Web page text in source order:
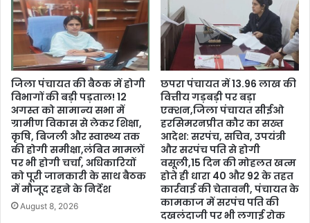
जिला पंचायत की बैठक में होगी
विभागों की बड़ी पड़ताल! 12
अगस्त को सामान्य सभा में
ग्रामीण विकास से लेकर शिक्षा,
कृषि, बिजली और स्वास्थ्य तक
की होगी समीक्षा,लंबित मामलों
पर भी होगी चर्चा, अधिकारियों
को पूरी जानकारी के साथ बैठक
में मौजूद रहने के निर्देश
August 8, 2026
छपरा पंचायत में 13.96 लाख की
वित्तीय गड़बड़ी पर बड़ा
एक्शन,जिला पंचायत सीईओ
हरसिमरनप्रीत कौर का सख्त
आदेश: सरपंच, सचिव, उपयंत्री
और सरपंच पति से होगी
वसूली,15 दिन की मोहलत खत्म
होते ही धारा 40 और 92 के तहत
कार्रवाई की चेतावनी, पंचायत के
कामकाज में सरपंच पति की
दखलंदाजी पर भी लगाई रोक